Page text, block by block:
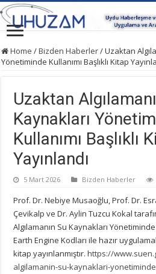
Home /Bizden Haberler/Uzaktan
Yönetiminde Kullanımı Başlıklı Kitap
Uzaktan
Kaynakları
Kullanımı Başlıklı
Yayınlandı
5 Mart 2026 Bizden Haberler
Prof. Dr. Nebiye Musaoğlu, Prof. Dr.
Çevikalp ve Dr. Aylin Tuzcu Kokal
Algılamanın Su Kaynakları Yönetiminde
Earth Engine Kodları ile hazır
kitap yayınlanmıştır.https://
algilamanin-su-kaynaklari-